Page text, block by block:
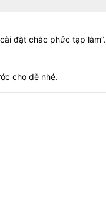
đặt chắc phức tạp lắm”.
cho dễ nhé.